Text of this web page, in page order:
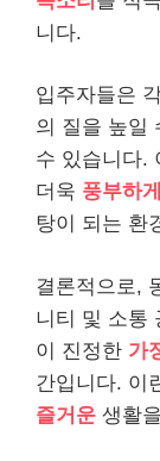
니다.
입주자들은
의 질을 높일
수 있습니다.
더욱 풍부하게
탕이 되는 환
결론적으로,
니티 및 소통
이 진정한 가
간입니다. 이
즐거운 생활